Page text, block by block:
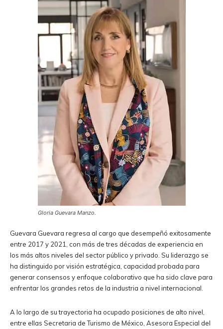
Gloria Guevara Manzo.
Guevara Guevara regresa al cargo que desempeñó exitosamente
entre 2017 y 2021, con más de tres décadas de experiencia en
los más altos niveles del sector público y privado. Su liderazgo se
ha distinguido por visión estratégica, capacidad probada para
generar consensos y enfoque colaborativo que ha sido clave para
enfrentar los grandes retos de la industria a nivel internacional.
A lo largo de su trayectoria ha ocupado posiciones de alto nivel,
entre ellas Secretaria de Turismo de México, Asesora Especial del